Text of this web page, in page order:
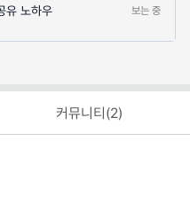
유 노하우 보는 중
커뮤니티(2)